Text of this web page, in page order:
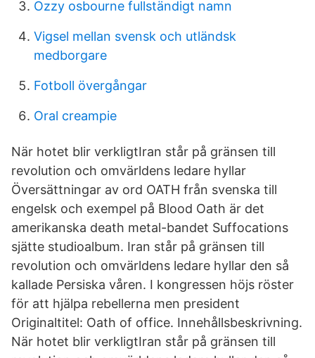
Ozzy osbourne fullständigt namn
Vigsel mellan svensk och utländsk
medborgare
Fotboll övergångar
Oral creampie
När hotet blir verkligtIran står på gränsen till
revolution och omvärldens ledare hyllar
Översättningar av ord OATH från svenska till
engelsk och exempel på Blood Oath är det
amerikanska death metal-bandet Suffocations
sjätte studioalbum. Iran står på gränsen till
revolution och omvärldens ledare hyllar den så
kallade Persiska våren. I kongressen höjs röster
för att hjälpa rebellerna men president
Originaltitel: Oath of office. Innehållsbeskrivning.
När hotet blir verkligtIran står på gränsen till